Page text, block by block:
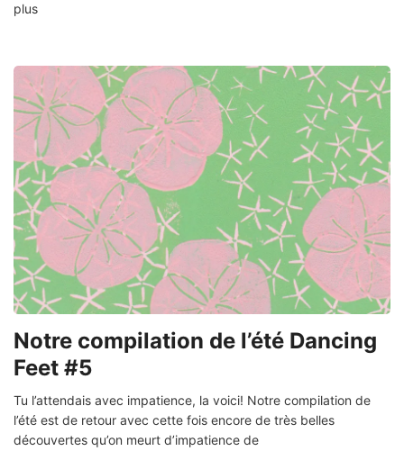
plus
Notre compilation de l’été Dancing
Feet #5
Tu l’attendais avec impatience, la voici! Notre compilation de
l’été est de retour avec cette fois encore de très belles
découvertes qu’on meurt d’impatience de